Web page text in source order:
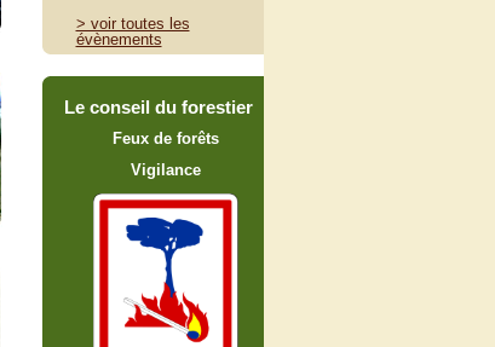
> voir toutes les
évènements
Le conseil du forestier
Feux de forêts
Vigilance